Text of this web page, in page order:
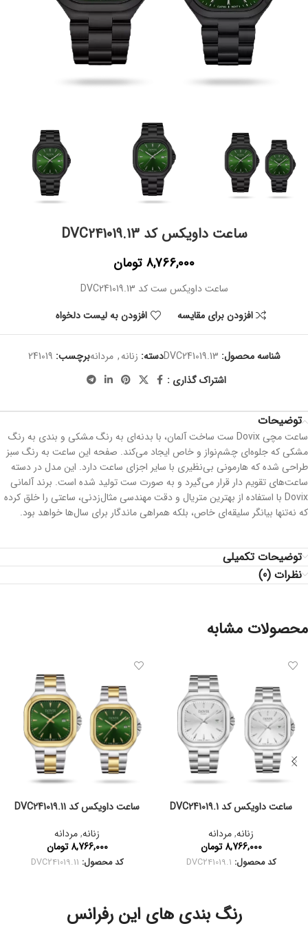
ساعت داویکس کد DVC241019.13
8,766,000 تومان
ساعت داویکس ست کد DVC241019.13
افزودن برای مقایسه
افزودن به لیست دلخواه
شناسه محصول: DVC241019.13دسته: زنانه, مردانهبرچسب: 241019
اشتراک گذاری :
توضیحات
ساعت مچی Dovix ست ساخت آلمان، با بدنه‌ای به رنگ مشکی و بندی به رنگ
مشکی که جلوه‌ای چشم‌نواز و خاص ایجاد می‌کند. صفحه این ساعت به رنگ سبز
طراحی شده که هارمونی بی‌نظیری با سایر اجزای ساعت دارد. این مدل در دسته
ساعت‌های تقویم دار قرار می‌گیرد و به صورت ست تولید شده است. برند آلمانی
Dovix با استفاده از بهترین متریال و دقت مهندسی مثال‌زدنی، ساعتی را خلق کرده
که نه‌تنها بیانگر سلیقه‌ای خاص، بلکه همراهی ماندگار برای سال‌ها خواهد بود.
توضیحات تکمیلی
نظرات (0)
محصولات مشابه
ساعت داویکس کد DVC241019.1
زنانه,مردانه
8,766,000 تومان
کد محصول: DVC241019.1
ساعت داویکس کد DVC241019.11
زنانه,مردانه
8,766,000 تومان
کد محصول: DVC241019.11
رنگ بندی های این رفرانس